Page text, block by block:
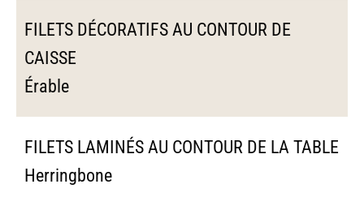
FILETS DÉCORATIFS AU CONTOUR DE
CAISSE
Érable
FILETS LAMINÉS AU CONTOUR DE LA TABLE
Herringbone